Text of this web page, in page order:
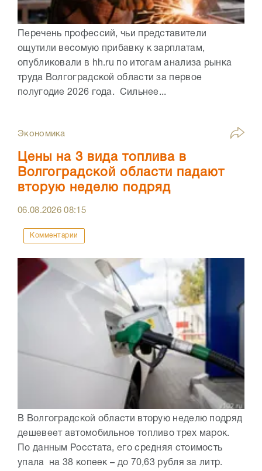
Перечень профессий, чьи представители
ощутили весомую прибавку к зарплатам,
опубликовали в hh.ru по итогам анализа рынка
труда Волгоградской области за первое
полугодие 2026 года. Сильнее...
Экономика
Цены на 3 вида топлива в
Волгоградской области падают
вторую неделю подряд
06.08.202608:15
Комментарии
В Волгоградской области вторую неделю подряд
дешевеет автомобильное топливо трех марок.
По данным Росстата, его средняя стоимость
упала на 38 копеек – до 70,63 рубля за литр.